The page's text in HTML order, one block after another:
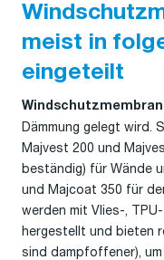
meist in
eingeteilt
Dämmung gelegt wird.
Majvest 200 und
beständig) für Wände
und Majcoat 350 für
werden mit Vlies-,
hergestellt und bieten
sind dampfoffener),